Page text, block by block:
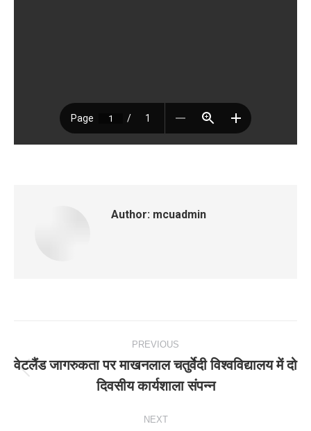
Author: mcuadmin
navigation
PREVIOUS
Previous
post:
वेटलैंड जागरुकता पर माखनलाल चतुर्वेदी विश्वविद्यालय में दो
दिवसीय कार्यशाला संपन्न
NEXT